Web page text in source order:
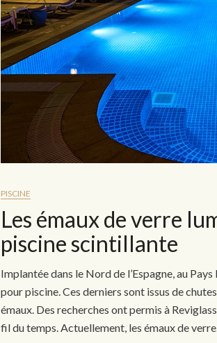
PISCINE
Les émaux de verre
piscine scintillante
Implantée dans le Nord de l’Espagne, au
pour piscine. Ces derniers sont issus de
émaux. Des recherches ont permis à
fil du temps. Actuellement, les émaux de